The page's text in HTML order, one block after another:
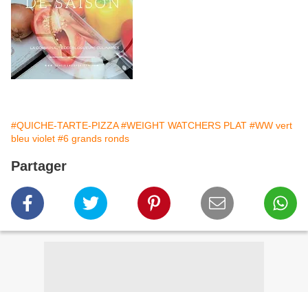
#QUICHE-TARTE-PIZZA #WEIGHT WATCHERS PLAT #WW vert
bleu violet #6 grands ronds
Partager